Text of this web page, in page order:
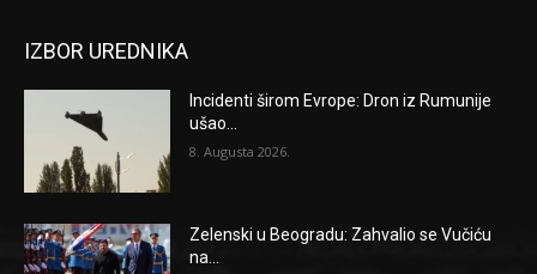
IZBOR UREDNIKA
Incidenti širom Evrope: Dron iz Rumunije
ušao...
8. Augusta 2026.
Zelenski u Beogradu: Zahvalio se Vučiću
na...